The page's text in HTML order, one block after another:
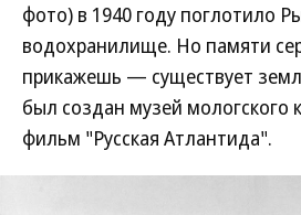
фото) в 1940 году поглотило
водохранилище. Но памяти
прикажешь — существует
был создан музей мологского
фильм "Русская Атлантида".